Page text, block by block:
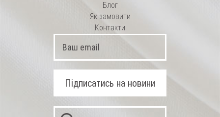
Блог
Як замовити
Контакти